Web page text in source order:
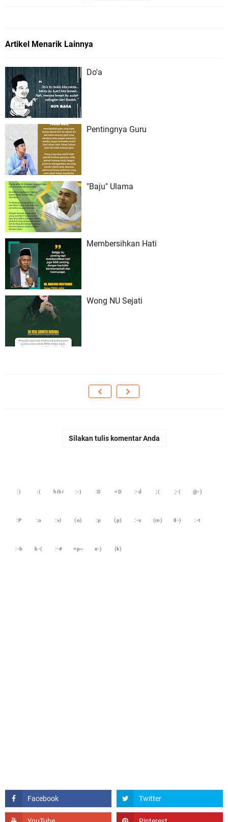
Artikel Menarik Lainnya
Do'a
Pentingnya Guru
"Baju" Ulama
Membersihkan Hati
Wong NU Sejati
Silakan tulis komentar Anda
:) :( hihi :-) :D =D :-d ;( ;-( @-)
:P :o :>) (o) :p (p) :-s (m) 8-) :-t
:-b b-( :-# =p~ x-) (k)